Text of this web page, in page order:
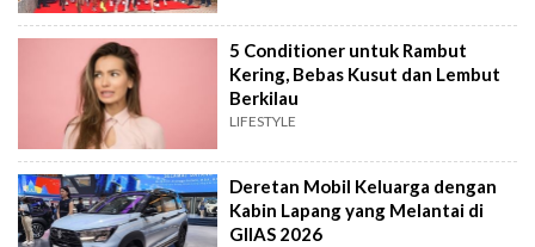
5 Conditioner untuk Rambut
Kering, Bebas Kusut dan Lembut
Berkilau
LIFESTYLE
Deretan Mobil Keluarga dengan
Kabin Lapang yang Melantai di
GIIAS 2026